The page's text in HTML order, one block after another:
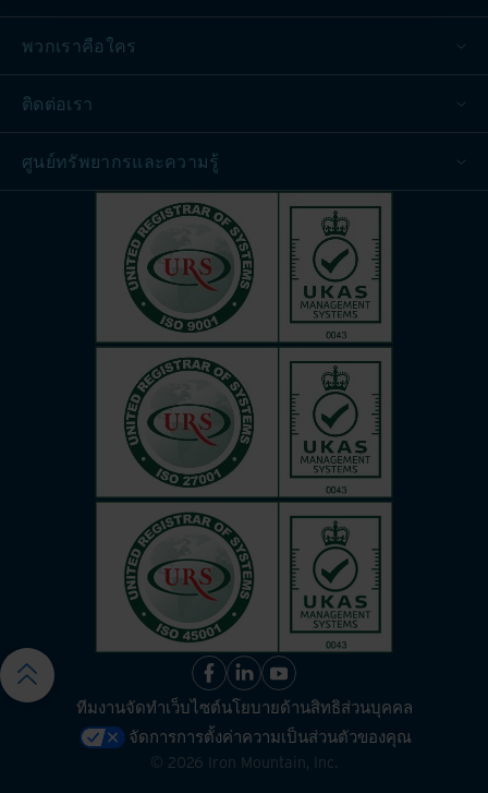
พวกเราคือใคร
ติดต่อเรา
ศูนย์ทรัพยากรและความรู้
ทีมงานจัดทำเว็บไซต์นโยบายด้านสิทธิส่วนบุคคล
จัดการการตั้งค่าความเป็นส่วนตัวของคุณ
© 2026 Iron Mountain, Inc.